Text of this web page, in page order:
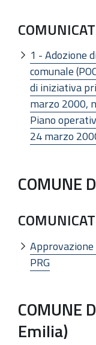
1 - Adozione
comunale
di iniziativa
marzo 2000,
Piano
24 marzo
COMUNE
PRG
COMUNE
Emilia)